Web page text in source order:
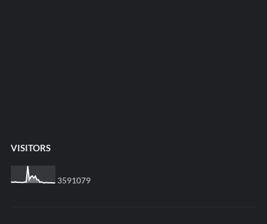
VISITORS
3591079